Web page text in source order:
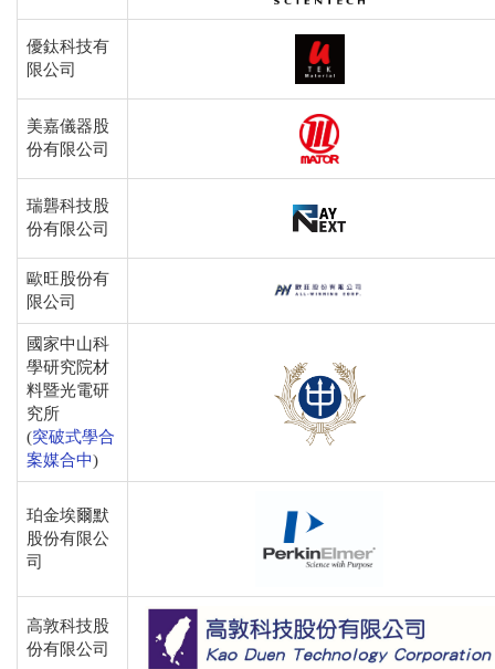
優鈦科技有
限公司
美嘉儀器股
份有限公司
瑞礱科技股
份有限公司
歐旺股份有
限公司
國家中山科
學研究院材
料暨光電研
究所
(突破式學合
案媒合中)
珀金埃爾默
股份有限公
司
高敦科技股
份有限公司